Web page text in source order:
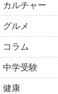
カルチャー
グルメ
コラム
中学受験
健康